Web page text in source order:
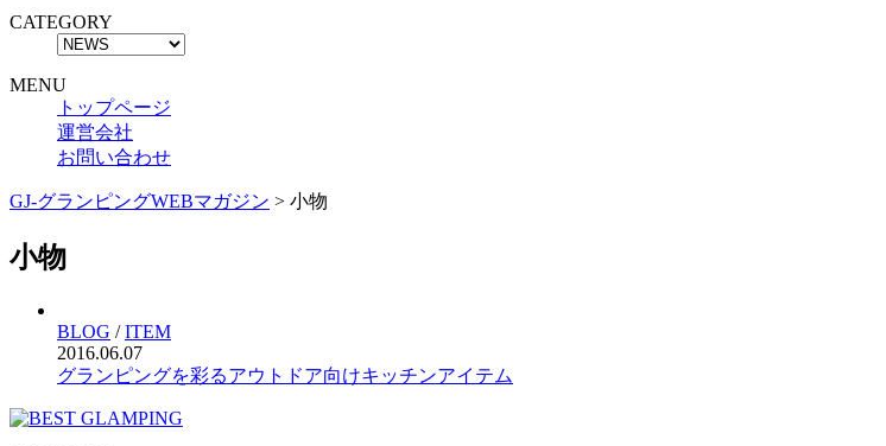
CATEGORY
MENU
トップページ
運営会社
お問い合わせ
GJ-グランピングWEBマガジン > 小物
小物
BLOG /ITEM
2016.06.07
グランピングを彩るアウトドア向けキッチンアイテム